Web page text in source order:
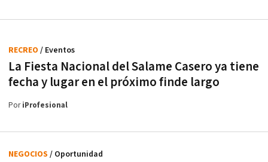
La Fiesta Nacional del Salame Casero ya tiene
fecha y lugar en el próximo finde largo
RECREO / Eventos
PoriProfesional
NEGOCIOS / Oportunidad